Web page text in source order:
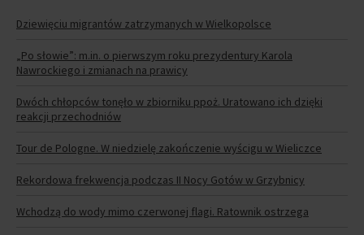
Dziewięciu migrantów zatrzymanych w Wielkopolsce
„Po słowie”: m.in. o pierwszym roku prezydentury Karola
Nawrockiego i zmianach na prawicy
Dwóch chłopców tonęło w zbiorniku ppoż. Uratowano ich dzięki
reakcji przechodniów
Tour de Pologne. W niedzielę zakończenie wyścigu w Wieliczce
Rekordowa frekwencja podczas II Nocy Gotów w Grzybnicy
Wchodzą do wody mimo czerwonej flagi. Ratownik ostrzega